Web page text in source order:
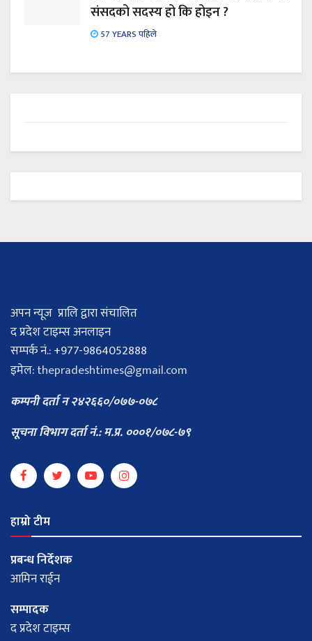
संसदको सदस्य हो कि होइन ?
57 YEARS पहिले
अपन न्यूज प्रालि द्वारा संचालित
द प्रदेश टाइम्स अनलाइन
सम्पर्क नं.: +977-9864052888
इमेल:thepradeshtimes@gmail.com
कम्पनी दर्ता न २४२६६०/०७७-०७८
सूचना विभाग दर्ता नं.: म.प्र. ०००१/०७८-७९
हाम्रो टीम
प्रबन्ध निर्देशक
आमिन राईन
सम्पादक
द प्रदेश टाइम्स